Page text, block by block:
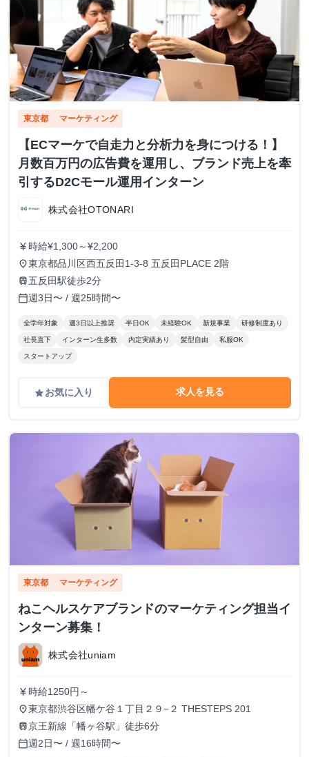
東京都 マーケティング
【ECマーケで自走力と分析力を身につける！】
月数百万円の広告費を運用し、ブランド売上を牽
引するD2Cモール運用インターン
株式会社OTONARI
currency_yen 時給¥1,300～¥2,200
place東京都品川区西五反田1-3-8 五反田PLACE 2階
train 五反田駅徒歩2分
calendar_today週3日〜 / 週25時間〜
全学年対象 週3日以上推奨 半日OK 未経験OK 新規事業 研修制度あり
社長直下 インターン生多数 内定実績あり 髪型自由 私服OK
スタートアップ
gradeお気に入り 求人を見る
東京都 マーケティング
ねこヘルスケアブランドのマーケティング担当イ
ンターン募集！
株式会社uniam
currency_yen 時給1250円～
place東京都渋谷区幡ケ谷１丁目２９−２ THESTEPS 201
train京王新線「幡ヶ谷駅」徒歩6分
calendar_today週2日〜 / 週16時間〜